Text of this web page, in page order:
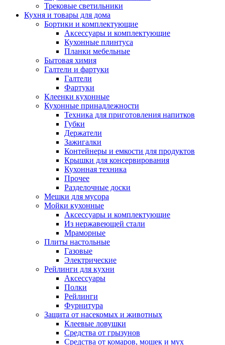
Трековые светильники
Кухня и товары для дома
Бортики и комплектующие
Аксессуары и комплектующие
Кухонные плинтуса
Планки мебельные
Бытовая химия
Галтели и фартуки
Галтели
Фартуки
Клеенки кухонные
Кухонные принадлежности
Техника для приготовления напитков
Губки
Держатели
Зажигалки
Контейнеры и емкости для продуктов
Крышки для консервирования
Кухонная техника
Прочее
Разделочные доски
Мешки для мусора
Мойки кухонные
Аксессуары и комплектующие
Из нержавеющей стали
Мраморные
Плиты настольные
Газовые
Электрические
Рейлинги для кухни
Аксессуары
Полки
Рейлинги
Фурнитура
Защита от насекомых и животных
Клеевые ловушки
Средства от грызунов
Средства от комаров, мошек и мух